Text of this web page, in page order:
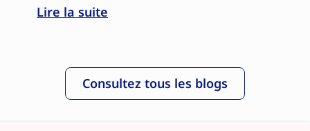
Lire la suite
Consultez tous les blogs